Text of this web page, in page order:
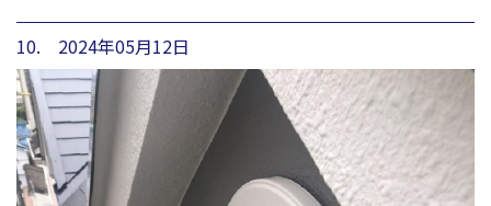
10. 2024年05月12日